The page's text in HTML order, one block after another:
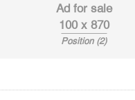
Ad for sale
100 x 870
Position (2)